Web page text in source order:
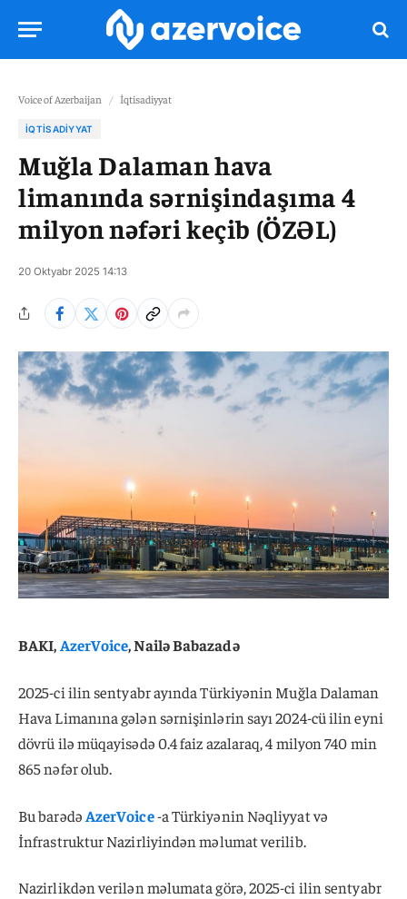
Voice of Azerbaijan / İqtisadiyyat
İQTISADIYYAT
Muğla Dalaman hava
limanında sərnişindaşıma 4
milyon nəfəri keçib (ÖZƏL)
20 Oktyabr 2025 14:13
BAKI,AzerVoice, Nailə Babazadə
2025-ci ilin sentyabr ayında Türkiyənin Muğla Dalaman
Hava Limanına gələn sərnişinlərin sayı 2024-cü ilin eyni
dövrü ilə müqayisədə 0.4 faiz azalaraq, 4 milyon 740 min
865 nəfər olub.
Bu barədəAzerVoice-a Türkiyənin Nəqliyyat və
İnfrastruktur Nazirliyindən məlumat verilib.
Nazirlikdən verilən məlumata görə, 2025-ci ilin sentyabr